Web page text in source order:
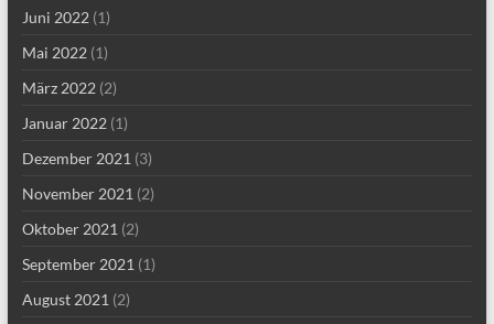
Juni 2022(1)
Mai 2022(1)
März 2022(2)
Januar 2022(1)
Dezember 2021 (3)
November 2021 (2)
Oktober 2021 (2)
September 2021 (1)
August 2021 (2)